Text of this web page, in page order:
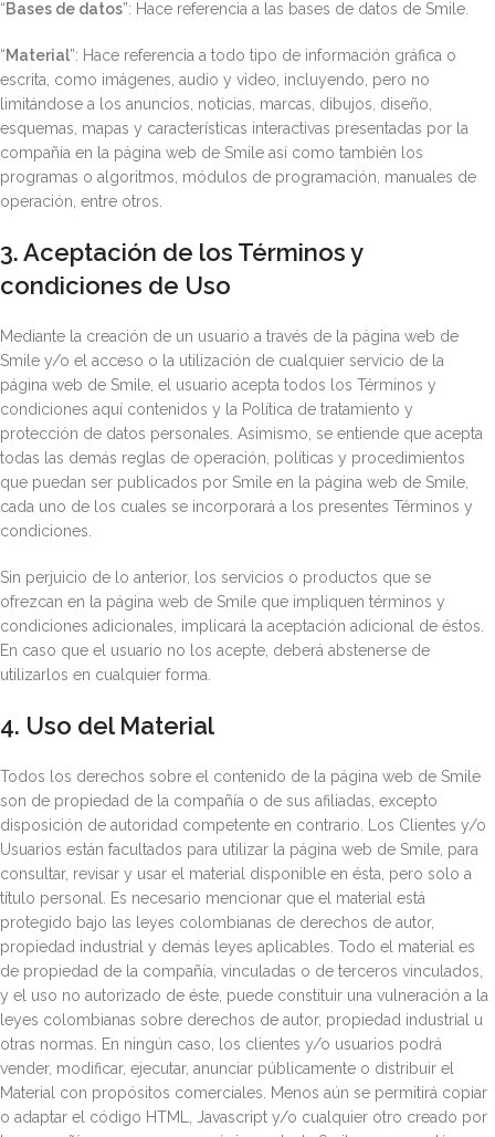
“Bases de datos”: Hace referencia a las bases de datos de Smile.
“Material”: Hace referencia a todo tipo de información gráfica o
escrita, como imágenes, audio y video, incluyendo, pero no
limitándose a los anuncios, noticias, marcas, dibujos, diseño,
esquemas, mapas y características interactivas presentadas por la
compañía en la página web de Smile así como también los
programas o algoritmos, módulos de programación, manuales de
operación, entre otros.
3. Aceptación de los Términos y
condiciones de Uso
Mediante la creación de un usuario a través de la página web de
Smile y/o el acceso o la utilización de cualquier servicio de la
página web de Smile, el usuario acepta todos los Términos y
condiciones aquí contenidos y la Política de tratamiento y
protección de datos personales. Asimismo, se entiende que acepta
todas las demás reglas de operación, políticas y procedimientos
que puedan ser publicados por Smile en la página web de Smile,
cada uno de los cuales se incorporará a los presentes Términos y
condiciones.
Sin perjuicio de lo anterior, los servicios o productos que se
ofrezcan en la página web de Smile que impliquen términos y
condiciones adicionales, implicará la aceptación adicional de éstos.
En caso que el usuario no los acepte, deberá abstenerse de
utilizarlos en cualquier forma.
4. Uso del Material
Todos los derechos sobre el contenido de la página web de Smile
son de propiedad de la compañía o de sus afiliadas, excepto
disposición de autoridad competente en contrario. Los Clientes y/o
Usuarios están facultados para utilizar la página web de Smile, para
consultar, revisar y usar el material disponible en ésta, pero solo a
título personal. Es necesario mencionar que el material está
protegido bajo las leyes colombianas de derechos de autor,
propiedad industrial y demás leyes aplicables. Todo el material es
de propiedad de la compañía, vinculadas o de terceros vinculados,
y el uso no autorizado de éste, puede constituir una vulneración a la
leyes colombianas sobre derechos de autor, propiedad industrial u
otras normas. En ningún caso, los clientes y/o usuarios podrá
vender, modificar, ejecutar, anunciar públicamente o distribuir el
Material con propósitos comerciales. Menos aún se permitirá copiar
o adaptar el código HTML, Javascript y/o cualquier otro creado por